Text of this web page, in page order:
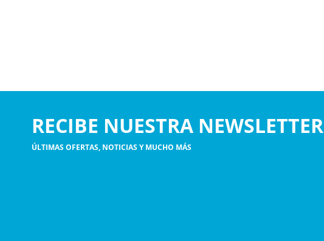
RECIBE NUESTRA NEWSLETTER
ÚLTIMAS OFERTAS, NOTICIAS Y MUCHO MÁS